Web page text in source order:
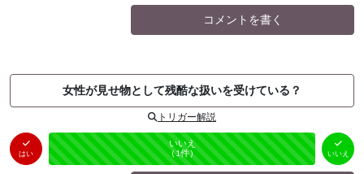
コメントを書く
女性が見せ物として残酷な扱いを受けている？
トリガー解説
はい
はい
（0件）
未投票
いいえ
（1件） いいえ